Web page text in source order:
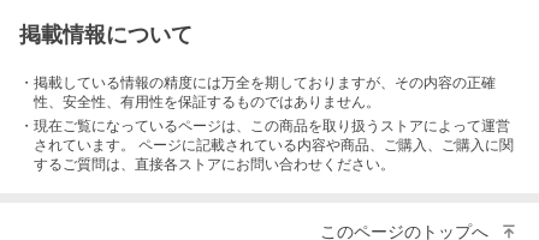
掲載情報について
・掲載している情報の精度には万全を期しておりますが、その内容の正確
性、安全性、有用性を保証するものではありません。
・現在ご覧になっているページは、この商品を取り扱うストアによって運営
されています。 ページに記載されている内容や商品、ご購入 、ご購入に関
するご質問は、直接各ストアにお問い合わせください。
このページのトップへ